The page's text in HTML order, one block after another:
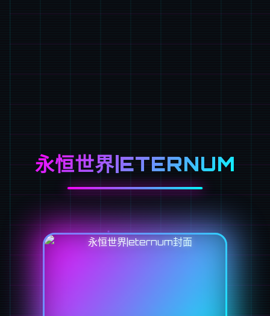
永恒世界|ETERNUM